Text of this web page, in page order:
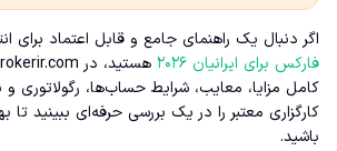
اگر دنبال یک راهنمای جامع و قابل اعتماد برای
فارکس برای ایرانیان ۲۰۲۶
کامل مزایا، معایب، شرایط حساب‌ها، رگولاتوری
کارگزاری معتبر را در یک بررسی حرفه‌ای ببینید تا
باشید.